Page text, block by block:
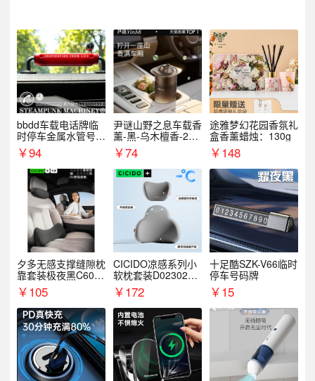
bbdd车载电话牌临
时停车金属水管号码
牌可隐藏创意趣味
￥94
尹谜山野之息车载香
薰-黑-乌木檀香-200
g￥74
途雅梦幻花园香氛礼
盒香薰蜡烛：130g
￥148
夕多无感支撑缝隙枕
靠套装极夜黑C6003
+C6004
￥105
CICIDO凉感系列小
软枕套装D023021+
D033031
￥172
十足酷SZK-V66临时
停车号码牌
￥15